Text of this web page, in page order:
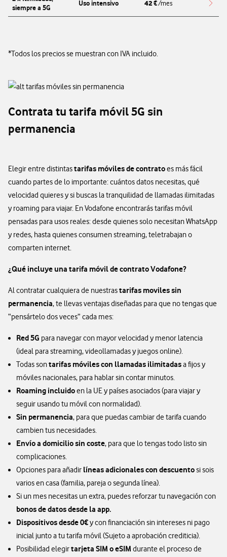
siempre a 5G
Uso intensivo 42 €/mes
*Todos los precios se muestran con IVA incluido.
Contrata tu tarifa móvil 5G sin
permanencia
Elegir entre distintastarifas móviles de contratoes más fácil
cuando partes de lo importante: cuántos datos necesitas, qué
velocidad quieres y si buscas la tranquilidad de llamadas ilimitadas
y roaming para viajar. En Vodafone encontrarás tarifas móvil
pensadas para usos reales: desde quienes solo necesitan WhatsApp
y redes, hasta quienes consumen streaming, teletrabajan o
comparten internet.
¿Qué incluye una tarifa móvil de contrato Vodafone?
Al contratar cualquiera de nuestrastarifas moviles sin
permanencia, te llevas ventajas diseñadas para que no tengas que
“pensártelo dos veces” cada mes:
Red 5G para navegar con mayor velocidad y menor latencia
(ideal para streaming, videollamadas y juegos online).
Todas sontarifas móviles con llamadas ilimitadasa fijos y
móviles nacionales, para hablar sin contar minutos.
Roaming incluidoen la UE y países asociados (para viajar y
seguir usando tu móvil con normalidad).
Sin permanencia, para que puedas cambiar de tarifa cuando
cambien tus necesidades.
Envío a domicilio sin coste, para que lo tengas todo listo sin
complicaciones.
Opciones para añadir líneas adicionales con descuentosi sois
varios en casa (familia, pareja o segunda línea).
Si un mes necesitas un extra, puedes reforzar tu navegación con
bonos de datos desde la app.
Dispositivos desde 0€y con financiación sin intereses ni pago
inicial junto a tu tarifa móvil (Sujeto a aprobación crediticia).
Posibilidad elegirtarjeta SIM o eSIM durante el proceso de